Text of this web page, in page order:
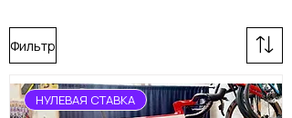
Фильтр
НУЛЕВАЯ СТАВКА